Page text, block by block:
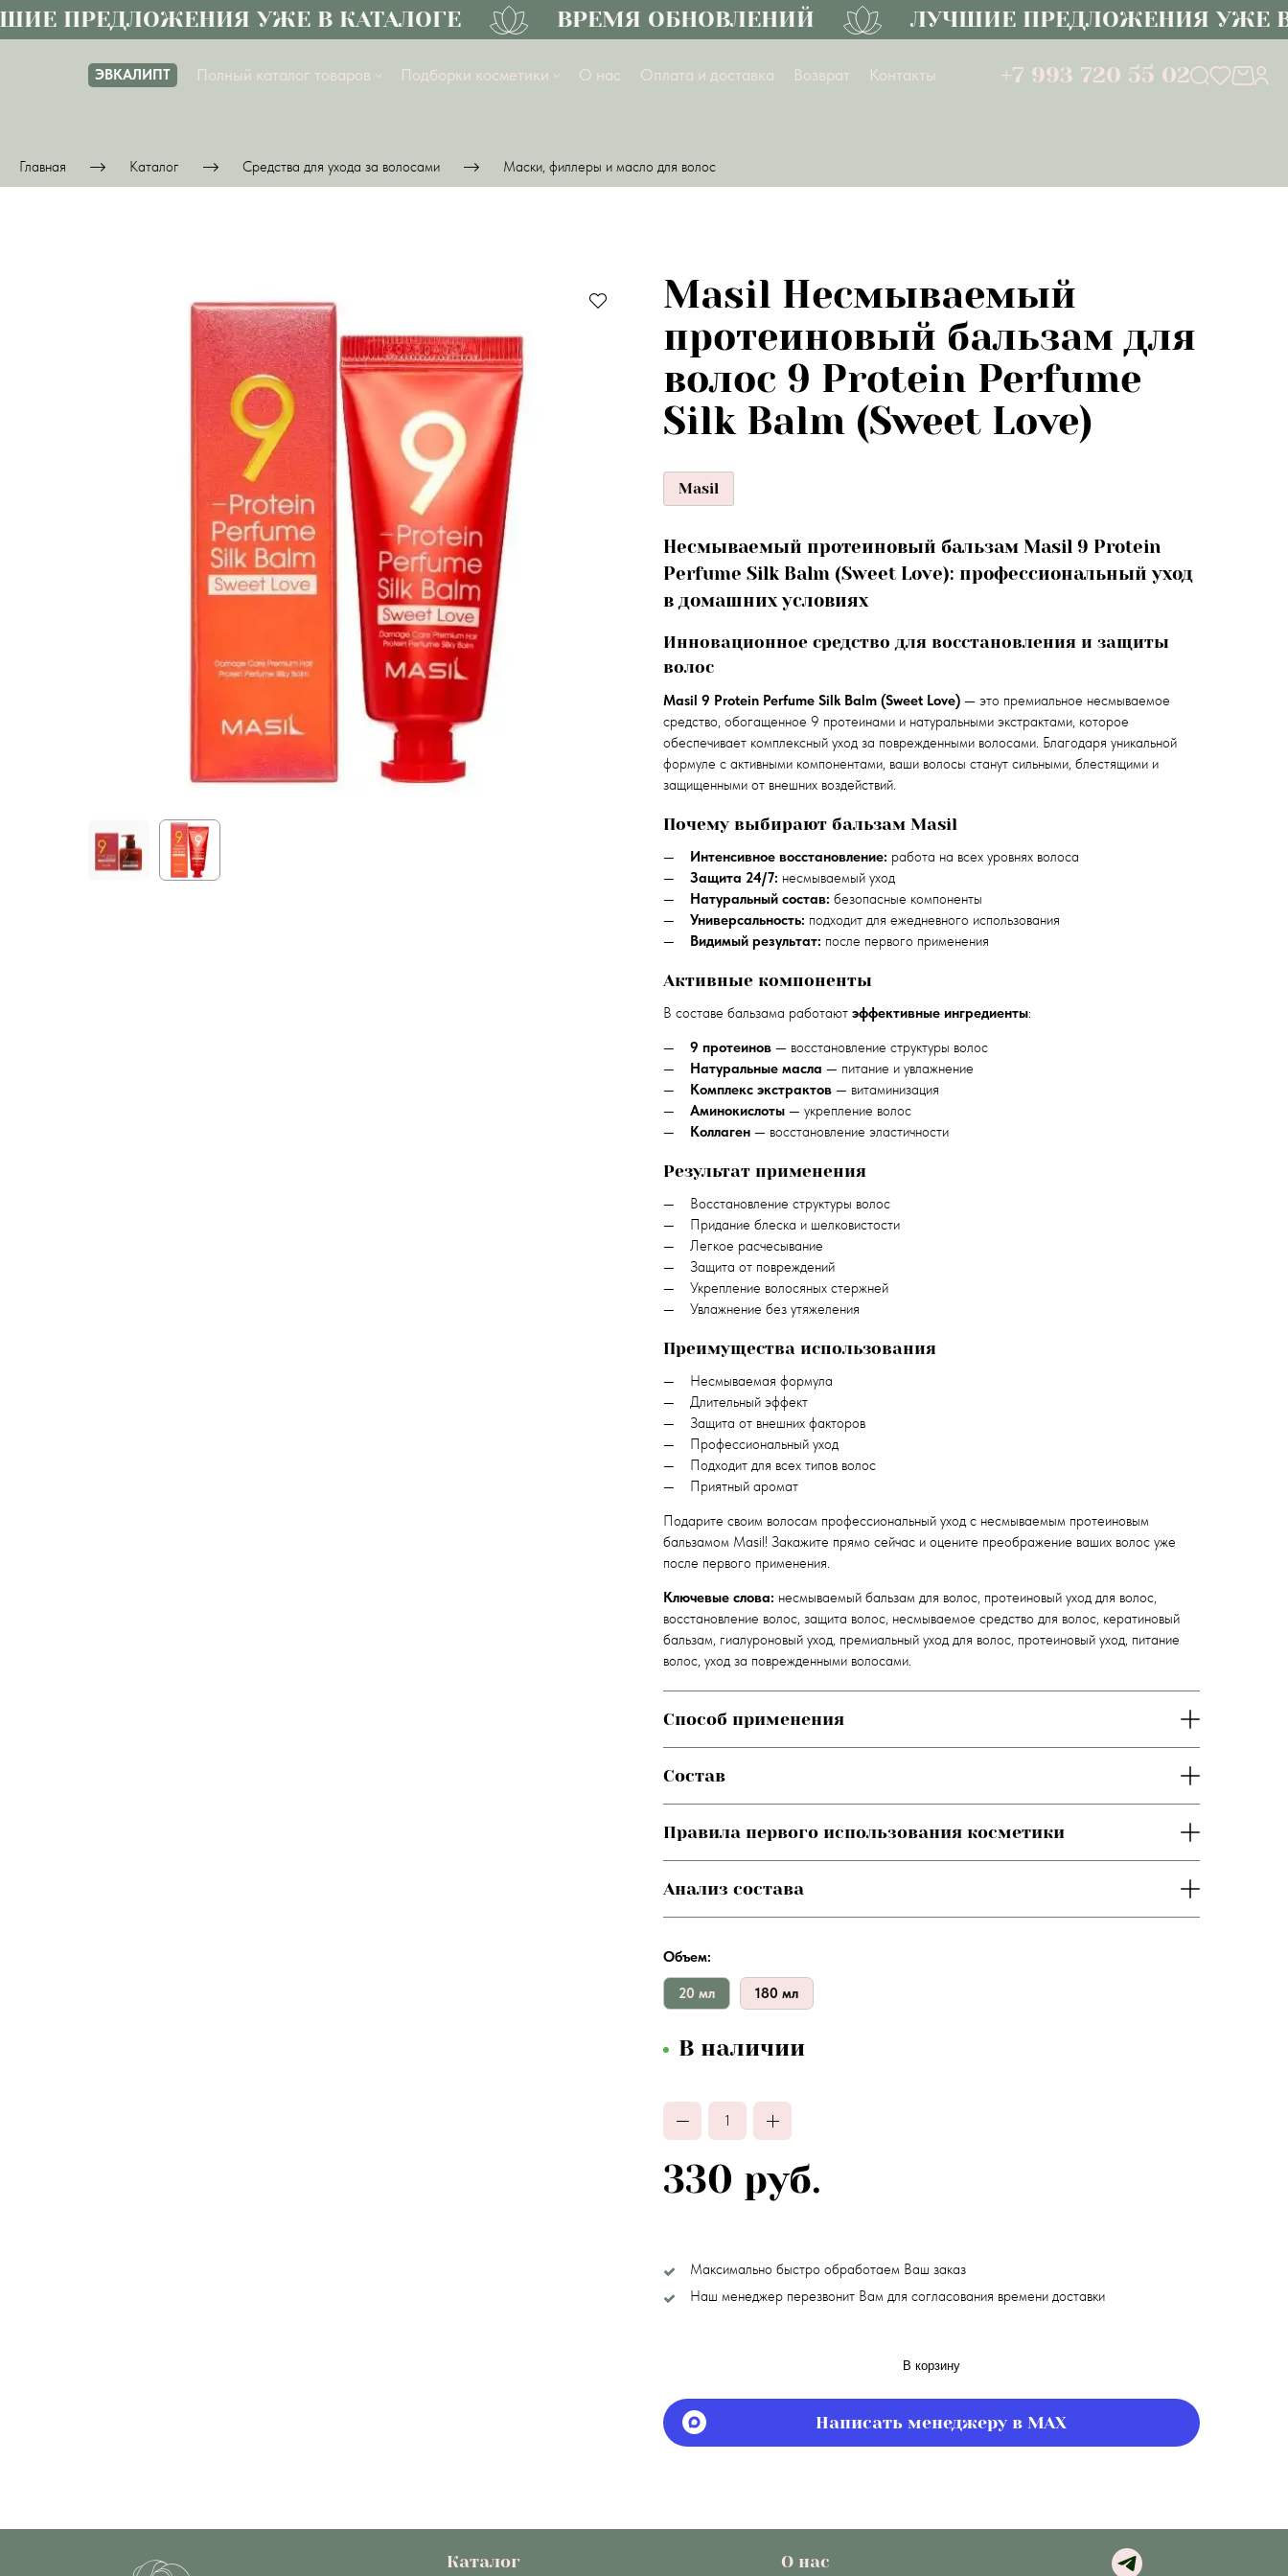
ПРЕДЛОЖЕНИЯ УЖЕ В КАТАЛОГЕ ВРЕМЯ ОБНОВЛЕНИЙ ЛУЧШИЕ ПРЕДЛОЖЕНИЯ УЖЕ В
ЭВКАЛИПТ Полный каталог товаров Подборки косметики О нас Оплата и доставка Возврат Контакты +7 993 720 55 02
Главная Каталог Средства для ухода за волосами Маски, филлеры и масло для волос
Masil Несмываемый
протеиновый бальзам для
волос 9 Protein Perfume
Silk Balm (Sweet Love)
Masil
Несмываемый протеиновый бальзам Masil 9 Protein
Perfume Silk Balm (Sweet Love): профессиональный уход
в домашних условиях
Инновационное средство для восстановления и защиты
волос
Masil 9 Protein Perfume Silk Balm (Sweet Love) — это премиальное несмываемое
средство, обогащенное 9 протеинами и натуральными экстрактами, которое
обеспечивает комплексный уход за поврежденными волосами. Благодаря уникальной
формуле с активными компонентами, ваши волосы станут сильными, блестящими и
защищенными от внешних воздействий.
Почему выбирают бальзам Masil
Интенсивное восстановление: работа на всех уровнях волоса
Защита 24/7: несмываемый уход
Натуральный состав: безопасные компоненты
Универсальность: подходит для ежедневного использования
Видимый результат: после первого применения
Активные компоненты
В составе бальзама работают эффективные ингредиенты:
9 протеинов— восстановление структуры волос
Натуральные масла — питание и увлажнение
Комплекс экстрактов— витаминизация
Аминокислоты— укрепление волос
Коллаген— восстановление эластичности
Результат применения
Восстановление структуры волос
Придание блеска и шелковистости
Легкое расчесывание
Защита от повреждений
Укрепление волосяных стержней
Увлажнение без утяжеления
Преимущества использования
Несмываемая формула
Длительный эффект
Защита от внешних факторов
Профессиональный уход
Подходит для всех типов волос
Приятный аромат
Подарите своим волосам профессиональный уход с несмываемым протеиновым
бальзамом Masil! Закажите прямо сейчас и оцените преображение ваших волос уже
после первого применения.
Ключевые слова: несмываемый бальзам для волос, протеиновый уход для волос,
восстановление волос, защита волос, несмываемое средство для волос, кератиновый
бальзам, гиалуроновый уход, премиальный уход для волос, протеиновый уход, питание
волос, уход за поврежденными волосами.
Способ применения
Состав
Правила первого использования косметики
Анализ состава
Объем:
20 мл 180 мл
В наличии
330 руб.
Максимально быстро обработаем Ваш заказ
Наш менеджер перезвонит Вам для согласования времени доставки
В корзину
Написать менеджеру в MAX
Каталог О нас